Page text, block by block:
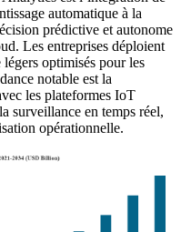
automatique à la
prédictive et autonome
Les entreprises déploient
optimisés pour les
notable est la
les plateformes IoT
surveillance en temps réel,
opérationnelle.